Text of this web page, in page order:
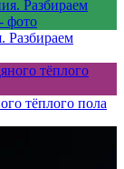
Разбираем
тёплого пола